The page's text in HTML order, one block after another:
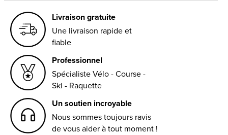
Livraison gratuite
Une livraison rapide et
fiable
Professionnel
Spécialiste Vélo - Course -
Ski - Raquette
Un soutien incroyable
Nous sommes toujours ravis
de vous aider à tout moment !